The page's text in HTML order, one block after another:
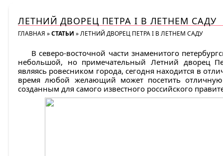
ЛЕТНИЙ ДВОРЕЦ ПЕТРА I В ЛЕТНЕМ САДУ
ГЛАВНАЯ »СТАТЬИ »ЛЕТНИЙ ДВОРЕЦ ПЕТРА I В ЛЕТНЕМ САДУ
В северо-восточной части знаменитого
небольшой, но примечательный Летний дворец
являясь ровесником города, сегодня находится в
время любой желающий может посетить
созданным для самого известного российского